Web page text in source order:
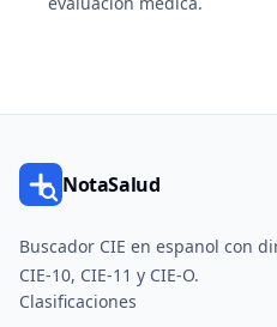
NotaSalud
Buscador CIE en espanol con
CIE-10, CIE-11 y CIE-O.
Clasificaciones